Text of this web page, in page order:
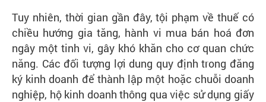
Tuy nhiên, thời gian gần đây, tội phạm về thuế có
chiều hướng gia tăng, hành vi mua bán hoá đơn
ngây một tinh vi, gây khó khăn cho cơ quan chức
năng. Các đối tượng lợi dung quy định trong đăng
ký kinh doanh để thành lập một hoặc chuỗi doanh
nghiệp, hộ kinh doanh thông qua việc sử dụng giấy